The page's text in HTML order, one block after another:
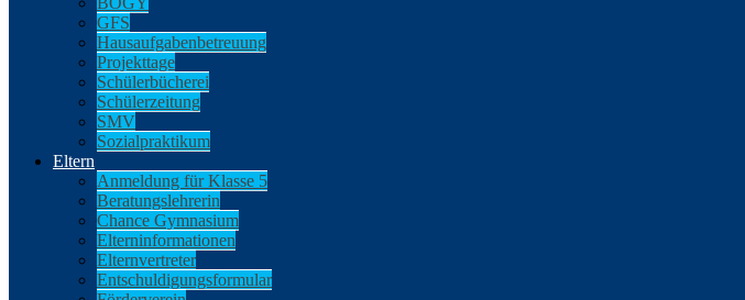
GFS
Hausaufgabenbetreuung
Projekttage
Schülerbücherei
Schülerzeitung
SMV
Sozialpraktikum
Eltern
Anmeldung für Klasse 5
Beratungslehrerin
Chance Gymnasium
Elterninformationen
Elternvertreter
Entschuldigungsformular